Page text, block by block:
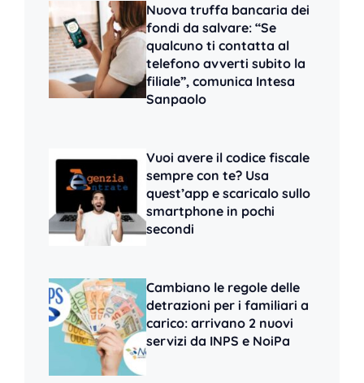
Nuova truffa bancaria dei
fondi da salvare: “Se
qualcuno ti contatta al
telefono avverti subito la
filiale”, comunica Intesa
Sanpaolo
Vuoi avere il codice fiscale
sempre con te? Usa
quest’app e scaricalo sullo
smartphone in pochi
secondi
Cambiano le regole delle
detrazioni per i familiari a
carico: arrivano 2 nuovi
servizi da INPS e NoiPa